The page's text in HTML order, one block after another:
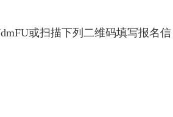
或扫描下列二维码填写报名信